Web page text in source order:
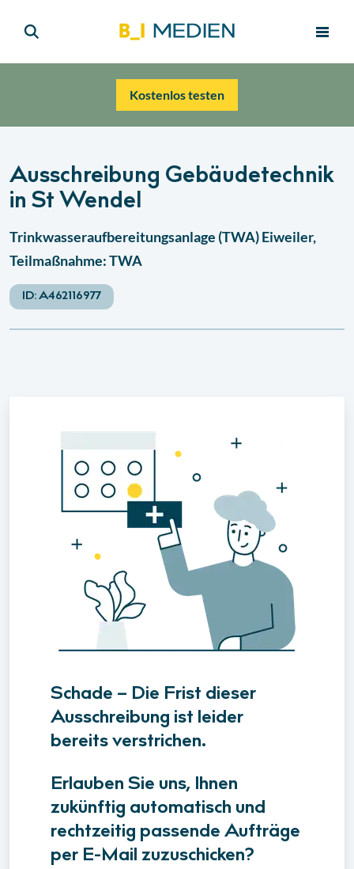
Kostenlos testen
Ausschreibung Gebäudetechnik
in St Wendel
Trinkwasseraufbereitungsanlage (TWA) Eiweiler,
Teilmaßnahme: TWA
ID:A462116977
Schade – Die Frist dieser
Ausschreibung ist leider
bereits verstrichen.
Erlauben Sie uns, Ihnen
zukünftig automatisch und
rechtzeitig passende Aufträge
per E-Mail zuzuschicken?